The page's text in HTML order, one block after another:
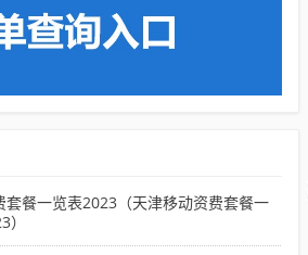
套餐一览表2023（天津移动资费套餐一